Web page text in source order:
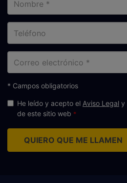
electrónico
* Campos obligatorios
He leído y acepto el Aviso Legal y
de este sitio web
QUIERO QUE ME LLAMEN